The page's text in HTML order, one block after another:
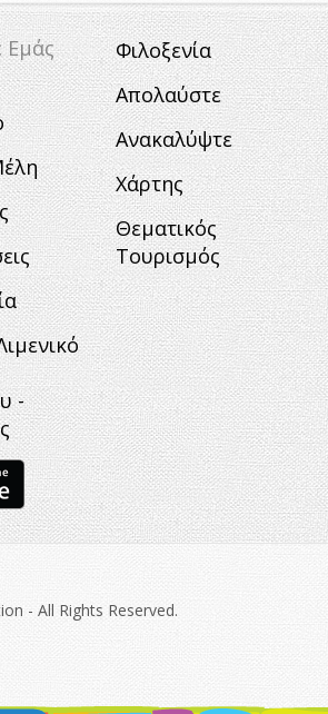
Eμάς
-
Φιλοξενία
Απολαύστε
Ανακαλύψτε
Χάρτης
Θεματικός
Τουρισμός
- All Rights Reserved.